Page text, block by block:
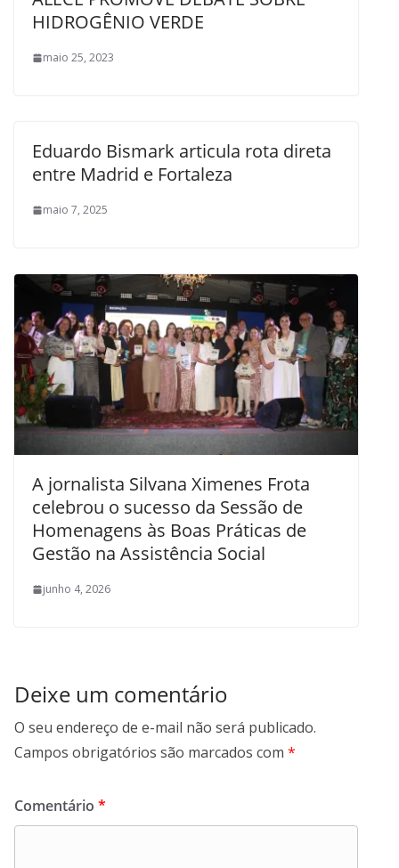
HIDROGÊNIO VERDE
maio 25, 2023
Eduardo Bismark articula rota direta
entre Madrid e Fortaleza
maio 7, 2025
A jornalista Silvana Ximenes Frota
celebrou o sucesso da Sessão de
Homenagens às Boas Práticas de
Gestão na Assistência Social
junho 4, 2026
Deixe um comentário
O seu endereço de e-mail não será publicado.
Campos obrigatórios são marcados com *
Comentário *